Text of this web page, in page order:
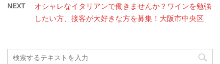
NEXT
オシャレなイタリアンで働きませんか？ワインを勉強
したい方、接客が大好きな方を募集！大阪市中央区